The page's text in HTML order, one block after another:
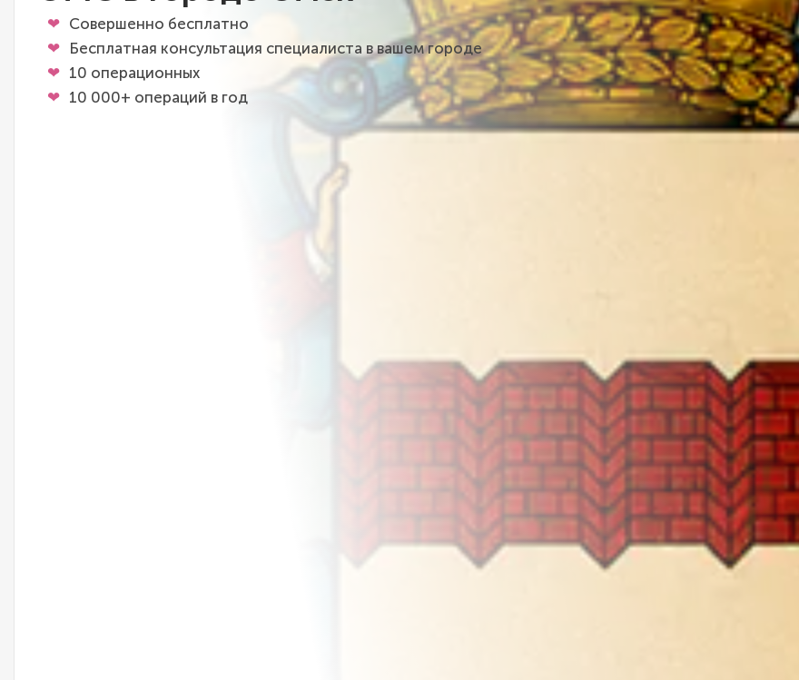
Совершенно бесплатно
Бесплатная консультация специалиста в вашем городе
10 операционных
10 000+ операций в год